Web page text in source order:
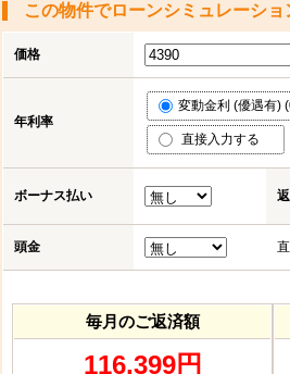
この物件でローンシミュレーショ
価格
年利率
変動金利 (優遇有)
直接入力する
ボーナス払い
頭金
毎月のご返済額
116,399円